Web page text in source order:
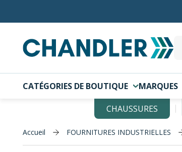
CATÉGORIES DE BOUTIQUE MARQUES
CHAUSSURES
Accueil FOURNITURES INDUSTRIELLES